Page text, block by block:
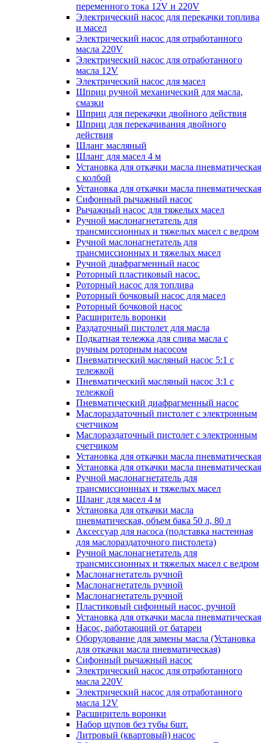
переменного тока 12V и 220V
Электрический насос для перекачки топлива
и масел
Электрический насос для отработанного
масла 220V
Электрический насос для отработанного
масла 12V
Электрический насос для масел
Шприц ручной механический для масла,
смазки
Шприц для перекачки двойного действия
Шприц для перекачивания двойного
действия
Шланг масляный
Шланг для масел 4 м
Установка для откачки масла пневматическая
с колбой
Установка для откачки масла пневматическая
Сифонный рычажный насос
Рычажный насос для тяжелых масел
Ручной маслонагнетатель для
трансмиссионных и тяжелых масел с ведром
Ручной маслонагнетатель для
трансмиссионных и тяжелых масел
Ручной диафрагменный насос
Роторный пластиковый насос.
Роторный насос для топлива
Роторный бочковый насос для масел
Роторный бочковой насос
Расширитель воронки
Раздаточный пистолет для масла
Подкатная тележка для слива масла с
ручным роторным насосом
Пневматический масляный насос 5:1 с
тележкой
Пневматический масляный насос 3:1 с
тележкой
Пневматический диафрагменный насос
Маслораздаточный пистолет с электронным
счетчиком
Маслораздаточный пистолет с электронным
счетчиком
Установка для откачки масла пневматическая
Установка для откачки масла пневматическая
Ручной маслонагнетатель для
трансмиссионных и тяжелых масел
Шланг для масел 4 м
Установка для откачки масла
пневматическая, объем бака 50 л, 80 л
Аксессуар для насоса (подставка настенная
для маслораздаточного пистолета)
Ручной маслонагнетатель для
трансмиссионных и тяжелых масел с ведром
Маслонагнетатель ручной
Маслонагнетатель ручной
Маслонагнетатель ручной
Пластиковый сифонный насос, ручной
Установка для откачки масла пневматическая
Насос, работающий от батареи
Оборудование для замены масла (Установка
для откачки масла пневматическая)
Сифонный рычажный насос
Электрический насос для отработанного
масла 220V
Электрический насос для отработанного
масла 12V
Расширитель воронки
Набор щупов без тубы 6шт.
Литровый (квартовый) насос